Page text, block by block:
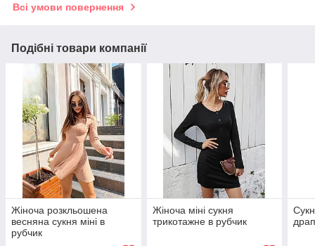
Всі умови повернення
Подібні товари компанії
Жіноча розкльошена
весняна сукня міні в
рубчик
Жіноча міні сукня
трикотажне в рубчик